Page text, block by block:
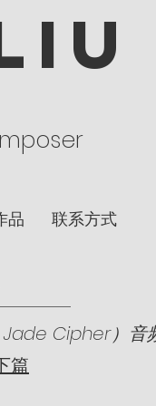
品 联系方式
Jade Cipher）音
篇